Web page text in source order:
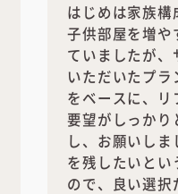
はじめは家族構
子供部屋を増や
ていましたが、
いただいたプ
をベースに、リ
要望がしっかり
し、お願いし
を残したいとい
ので、良い選択